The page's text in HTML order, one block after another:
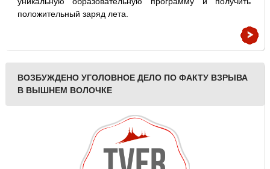
положительный заряд лета.
ВОЗБУЖДЕНО УГОЛОВНОЕ ДЕЛО ПО ФАКТУ ВЗРЫВА
В ВЫШНЕМ ВОЛОЧКЕ